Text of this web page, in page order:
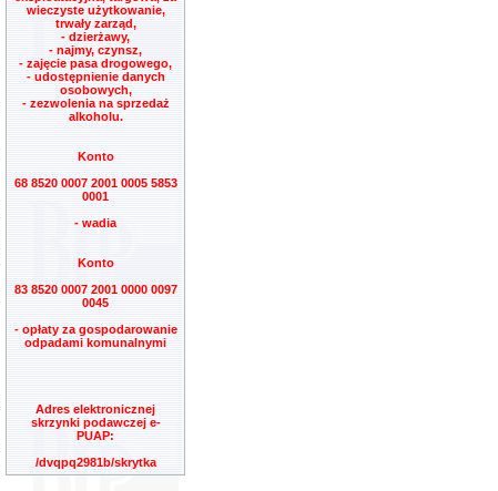
wieczyste użytkowanie,
trwały zarząd,
- dzierżawy,
- najmy, czynsz,
- zajęcie pasa drogowego,
- udostępnienie danych
osobowych,
- zezwolenia na sprzedaż
alkoholu.
Konto
68 8520 0007 2001 0005 5853
0001
- wadia
Konto
83 8520 0007 2001 0000 0097
0045
- opłaty za gospodarowanie
odpadami komunalnymi
Adres elektronicznej
skrzynki podawczej e-
PUAP:
/dvqpq2981b/skrytka